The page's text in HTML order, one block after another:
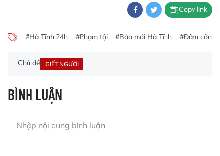
Copy link
#Hà Tĩnh 24h #Phạm tội #Báo mới Hà Tĩnh #Đâm công
Chủ đề GIẾT NGƯỜI
BÌNH LUẬN